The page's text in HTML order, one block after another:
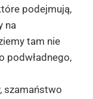
podejmują,
na
tam nie
podwładnego,
szamaństwo